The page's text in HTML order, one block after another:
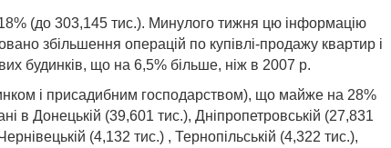
(до 303,145 тис.). Минулого тижня цю інформацію
збільшення операцій по купівлі-продажу квартир і
будинків, що на 6,5% більше, ніж в 2007 р.
і присадибним господарством), що майже на 28%
в Донецькій (39,601 тис.), Дніпропетровській (27,831
(4,132 тис.) , Тернопільській (4,322 тис.),